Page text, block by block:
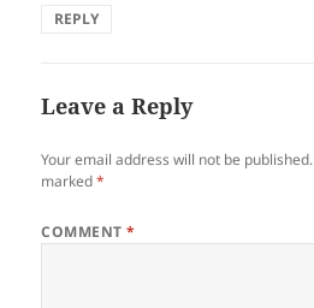
REPLY
Leave a Reply
Your email address will not be published.
marked*
COMMENT*